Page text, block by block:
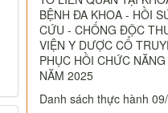
BỆNH ĐA KHOA - HỒI
CỨU - CHỐNG ĐỘC
VIỆN Y DƯỢC CỔ
PHỤC HỒI CHỨC
NĂM 2025
Danh sách thực hành